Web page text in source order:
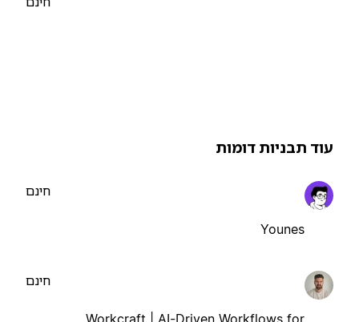
תבניות דומות
Younes
Workcraft | AI-Driven Workflows for